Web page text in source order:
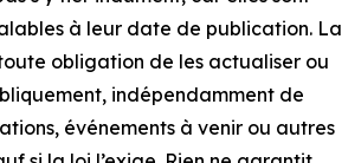
à leur date de publication. La
obligation de les actualiser ou
indépendamment de
événements à venir ou autres